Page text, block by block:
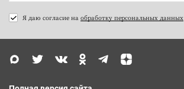
Я даю согласие на обработку персональных данных